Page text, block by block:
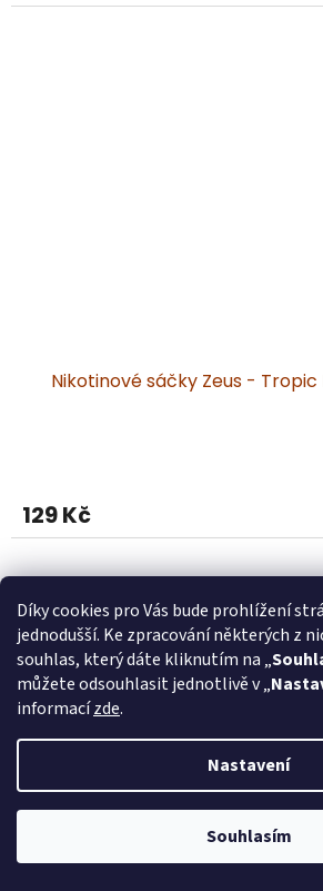
Díky cookies pro Vás bude prohlížení
jednodušší. Ke zpracování některých z
souhlas, který dáte kliknutím na „
můžete odsouhlasit jednotlivě v „
informacízde.
Nastavení
Souhlasím
Při procesu objednávání bude ověřeno, zda jste
bankovní identity. Při převzetí zboží od kurýra
Nikotinové sáčky Zeus -
129 Kč